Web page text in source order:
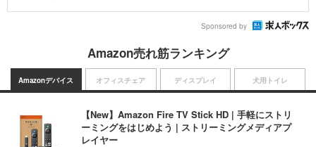
Sponsored by
Amazon売れ筋ランキング
Amazonデバイス
【New】Amazon Fire TV Stick HD | 手軽にストリ
ーミングをはじめよう | ストリーミングメディアプ
レイヤー
オフィスチェア ディスプレイ 犬用トイレ